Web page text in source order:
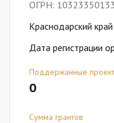
ОГРН:
Краснодарский край
Дата регистрации
Поддержанные
0
Сумма грантов